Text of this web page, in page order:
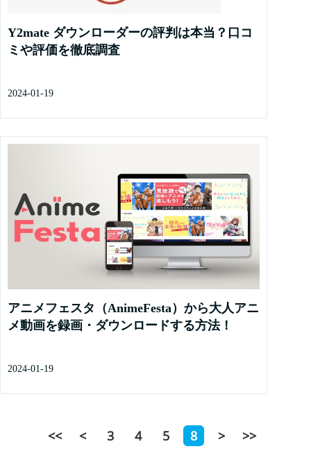
Y2mate ダウンローダーの評判は本当？口コ
ミや評価を徹底調査
2024-01-19
アニメフェスタ（AnimeFesta）から大人アニ
メ動画を録画・ダウンロードする方法！
2024-01-19
<< < 3 4 5 8 > >>